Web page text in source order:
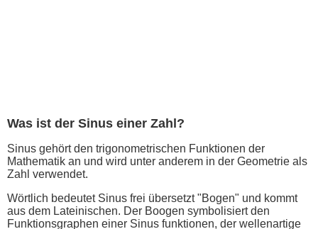
Was ist der Sinus einer Zahl?
Sinus gehört den trigonometrischen Funktionen der
Mathematik an und wird unter anderem in der Geometrie als
Zahl verwendet.
Wörtlich bedeutet Sinus frei übersetzt "Bogen" und kommt
aus dem Lateinischen. Der Boogen symbolisiert den
Funktionsgraphen einer Sinus funktionen, der wellenartige